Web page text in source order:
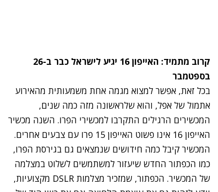
קרוב מתמיד: האייפון 16 יגיע לישראל כבר ב-26
בספטמבר
בכל זאת, אפשר למצוא מגמה אחת משמעותית מהאירוע
אתמול של אפל, והוא שלראשונה מזה כמה שנים,
המכשירים הרגילים התקרבו למכשירי הפרו. השנה מכשיר
האייפון 16 אינו פשוט האייפון 15 פרו עם צבעים אחרים.
המכשיר קיבל כמה חידושים שנמצאים גם בגירסת הפרו,
כמו הכפתור החדש שיעזור למשתמשים לשלוט במצלמה
של המכשיר. הכפתור, שמזכיר מצלמות DSLR מקצועיות,